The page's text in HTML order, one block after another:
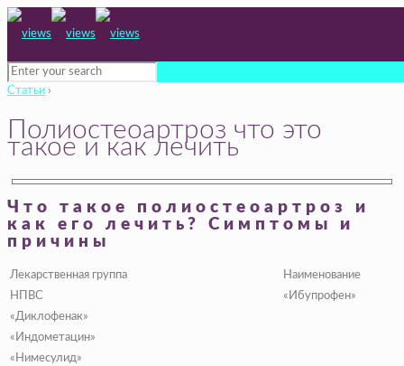
Статьи ›
Полиостеоартроз что это
такое и как лечить
Что такое полиостеоартроз и
как его лечить? Симптомы и
причины
Лекарственная группа
Наименование
НПВС
«Ибупрофен»
«Диклофенак»
«Индометацин»
«Нимесулид»